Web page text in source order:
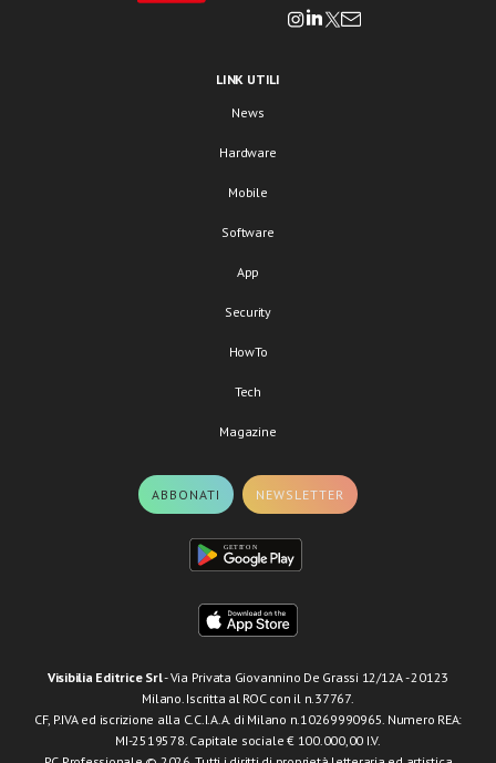
LINK UTILI
News
Hardware
Mobile
Software
App
Security
HowTo
Tech
Magazine
ABBONATI NEWSLETTER
Visibilia Editrice Srl- Via Privata Giovannino De Grassi 12/12A - 20123
Milano. Iscritta al ROC con il n.37767.
CF, P.IVA ed iscrizione alla C.C.I.A.A. di Milano n.10269990965. Numero REA:
MI-2519578. Capitale sociale € 100.000,00 I.V.